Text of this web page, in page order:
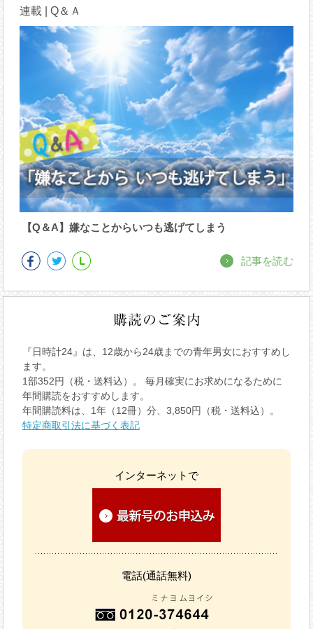
連載 | Q＆Ａ
【Q＆A】嫌なことからいつも逃げてしまう
記事を読む
『日時計24』は、12歳から24歳までの青年男女におすすめし
ます。
1部352円（税・送料込）。 毎月確実にお求めになるために
年間購読をおすすめします。
年間購読料は、1年（12冊）分、3,850円（税・送料込）。
特定商取引法に基づく表記
インターネットで
電話(通話無料)